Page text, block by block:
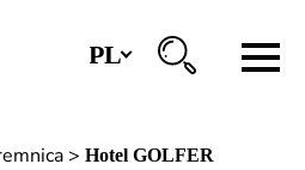
PL
> Hotel GOLFER